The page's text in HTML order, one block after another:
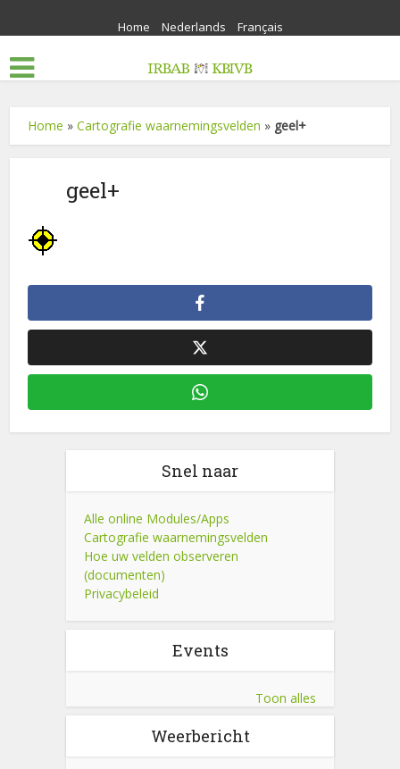
Home Nederlands Français
Home »Cartografie waarnemingsvelden » geel+
geel+
Snel naar
Alle online Modules/Apps
Cartografie waarnemingsvelden
Hoe uw velden observeren
(documenten)
Privacybeleid
Events
Toon alles
Weerbericht